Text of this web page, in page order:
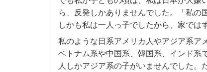
ら、反発しかありませんでした。「私の
しかも私は一人っ子でしたから、家では
私のような日系アメリカ人やアジア系ア
ベトナム系や中国系、韓国系、インド系
人しかアジア系の子がいませんでした